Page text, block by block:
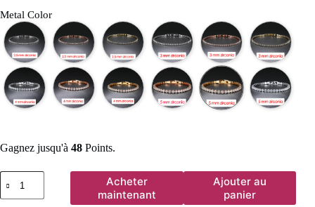
Metal Color
Gagnez jusqu'à 48 Points.
quantité
de
Bracelet
Acheter
maintenant
Ajouter au
panier